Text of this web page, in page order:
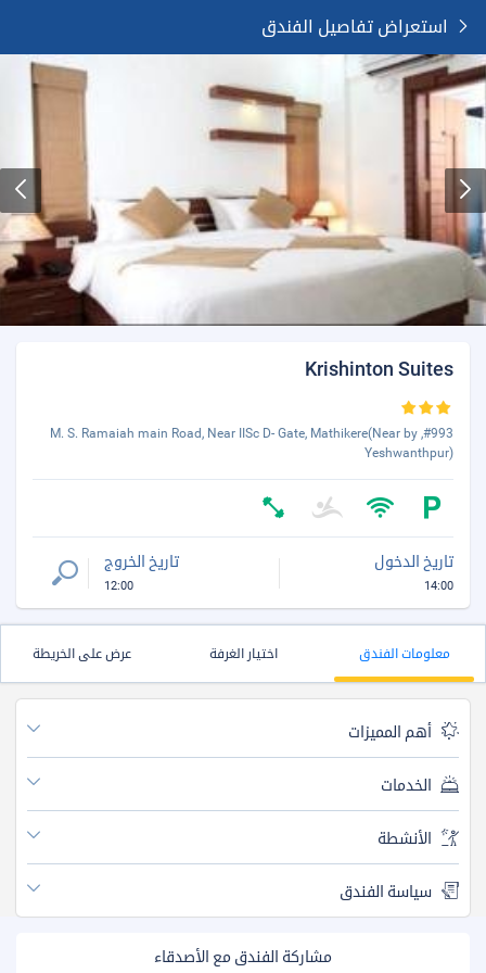
استعراض تفاصيل الفندق
Krishinton Suites
#993, M. S. Ramaiah main Road, Near IISc D- Gate, Mathikere(Near by
Yeshwanthpur)
تاريخ الدخول
14:00
تاريخ الخروج
12:00
معلومات الفندق اختيار الغرفة عرض على الخريطة
أهم المميزات
الخدمات
الأنشطة
سياسة الفندق
مشاركة الفندق مع الأصدقاء